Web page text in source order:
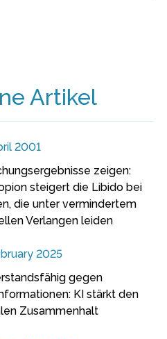
Artikel
2001
zeigen:
steigert die Libido bei
die unter vermindertem
Verlangen leiden
2025
gegen
KI stärkt den
Zusammenhalt